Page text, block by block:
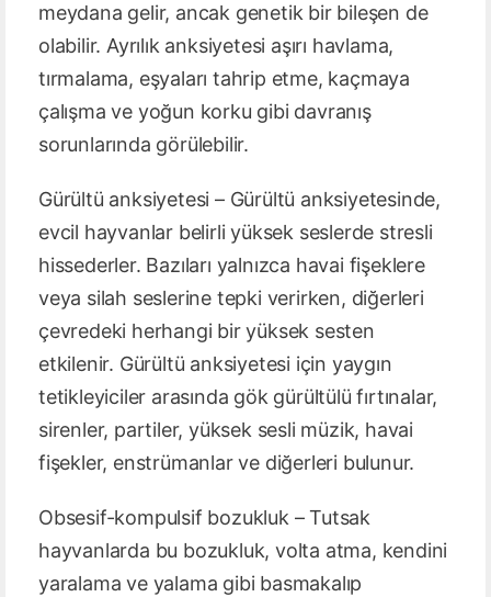
meydana gelir, ancak genetik bir bileşen de
olabilir. Ayrılık anksiyetesi aşırı havlama,
tırmalama, eşyaları tahrip etme, kaçmaya
çalışma ve yoğun korku gibi davranış
sorunlarında görülebilir.
Gürültü anksiyetesi – Gürültü anksiyetesinde,
evcil hayvanlar belirli yüksek seslerde stresli
hissederler. Bazıları yalnızca havai fişeklere
veya silah seslerine tepki verirken, diğerleri
çevredeki herhangi bir yüksek sesten
etkilenir. Gürültü anksiyetesi için yaygın
tetikleyiciler arasında gök gürültülü fırtınalar,
sirenler, partiler, yüksek sesli müzik, havai
fişekler, enstrümanlar ve diğerleri bulunur.
Obsesif-kompulsif bozukluk – Tutsak
hayvanlarda bu bozukluk, volta atma, kendini
yaralama ve yalama gibi basmakalıp